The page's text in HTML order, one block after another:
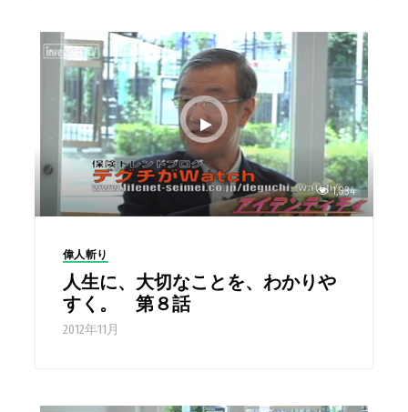
1,834
偉人斬り
人生に、大切なことを、わかりや
すく。 第８話
2012年11月